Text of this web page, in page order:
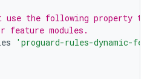
use the following property
modules.
'proguard-rules-dynamic-